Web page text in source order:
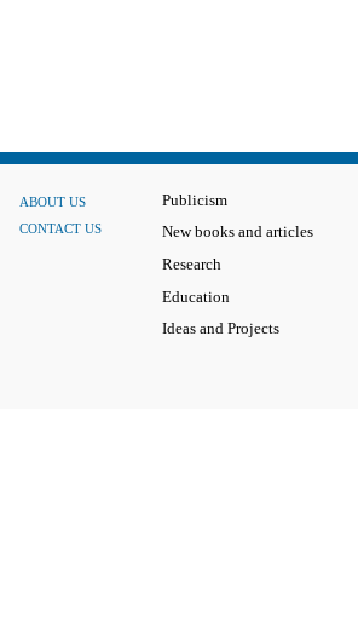
ABOUT US
CONTACT US
Publicism
New books and articles
Research
Education
Ideas and Projects